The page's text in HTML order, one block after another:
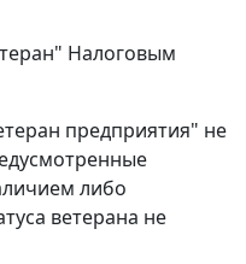
Налоговым
предприятия" не
либо
ветерана не